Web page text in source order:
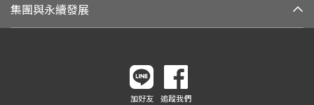
集團與永續發展
加好友 追蹤我們